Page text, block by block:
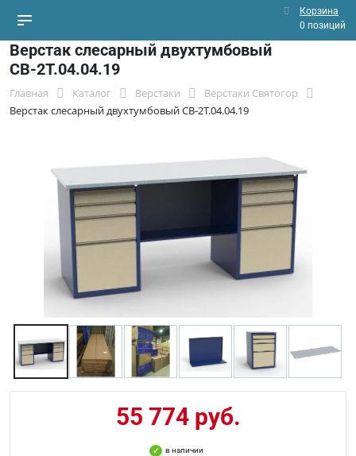
Корзина
0 позиций
Верстак слесарный двухтумбовый
СВ-2Т.04.04.19
Главная Каталог Верстаки
Верстаки Святогор
Верстак слесарный двухтумбовый СВ-2Т.04.04.19
55 774 руб.
в наличии